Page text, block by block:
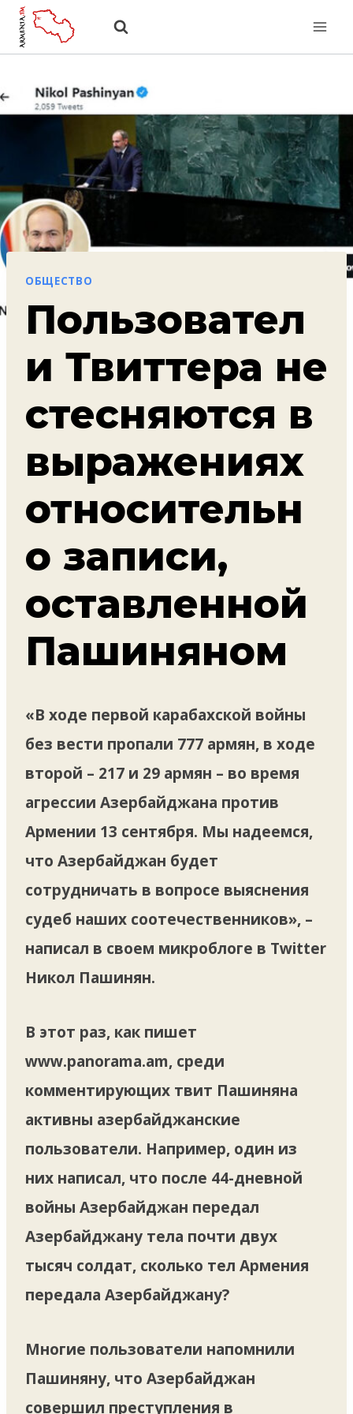
Перейти
ОБЩЕСТВО
Пользовател
и Твиттера не
стесняются в
выражениях
относительн
о записи,
оставленной
Пашиняном
«В ходе первой карабахской войны
без вести пропали 777 армян, в ходе
второй – 217 и 29 армян – во время
агрессии Азербайджана против
Армении 13 сентября. Мы надеемся,
что Азербайджан будет
сотрудничать в вопросе выяснения
судеб наших соотечественников», –
написал в своем микроблоге в Twitter
Никол Пашинян.
В этот раз, как пишет
www.panorama.am, среди
комментирующих твит Пашиняна
активны азербайджанские
пользователи. Например, один из
них написал, что после 44-дневной
войны Азербайджан передал
Азербайджану тела почти двух
тысяч солдат, сколько тел Армения
передала Азербайджану?
Многие пользователи напомнили
Пашиняну, что Азербайджан
совершил преступления в